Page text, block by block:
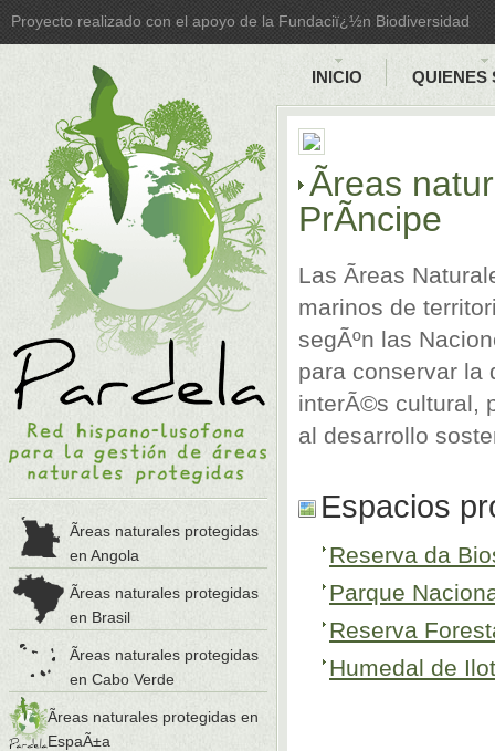
Proyecto realizado con el apoyo de la Fundaciï¿½n Biodiversidad
Ãreas naturales protegidas
en Angola
Ãreas naturales protegidas
en Brasil
Ãreas naturales protegidas
en Cabo Verde
Ãreas naturales protegidas en
EspaÃ±a
INICIO QUIENES
Ãreas
PrÃ­ncipe
Las Ãreas
marinos de
segÃºn las
para conservar la
interÃ©s cultural,
al desarrollo
Espacios
Reserva da
Parque
Reserva
Humedal de